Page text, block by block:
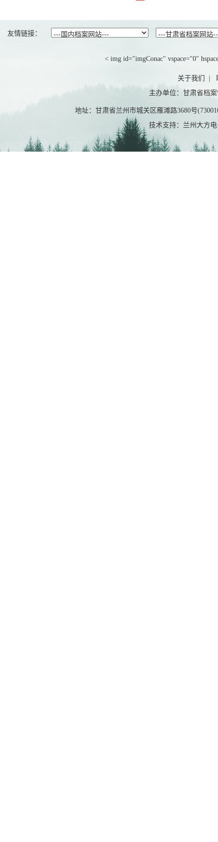
友情链接：
< img id="imgConac" vspace="0"
关于我们
主办单位：甘肃省档
地址：甘肃省兰州市城关区雁滩路3680号
技术支持：兰州大方